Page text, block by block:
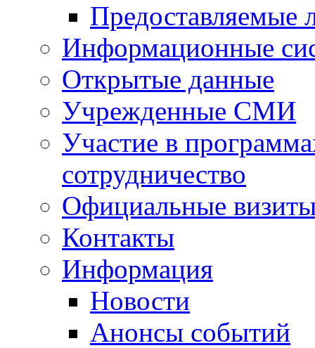
Предоставляемые
Информационные
Открытые данные
Учрежденные СМИ
Участие в
сотрудничество
Официальные
Контакты
Информация
Новости
Анонсы событий